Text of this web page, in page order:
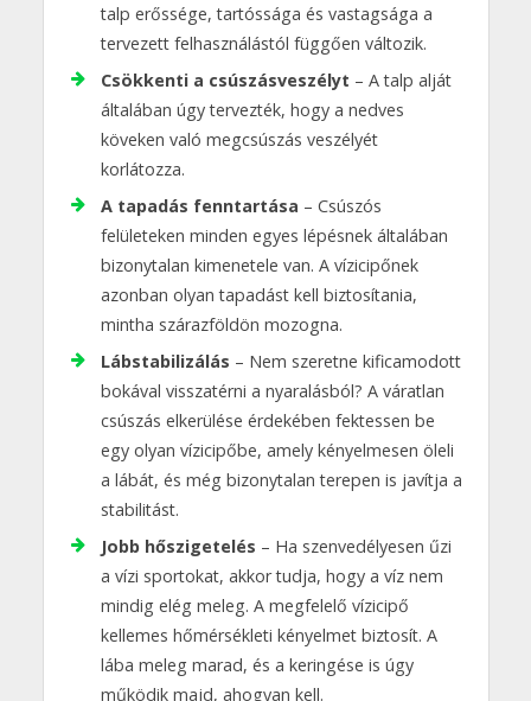
talp erőssége, tartóssága és vastagsága a
tervezett felhasználástól függően változik.
Csökkenti a csúszásveszélyt – A talp alját
általában úgy tervezték, hogy a nedves
köveken való megcsúszás veszélyét
korlátozza.
A tapadás fenntartása – Csúszós
felületeken minden egyes lépésnek általában
bizonytalan kimenetele van. A vízicipőnek
azonban olyan tapadást kell biztosítania,
mintha szárazföldön mozogna.
Lábstabilizálás – Nem szeretne kificamodott
bokával visszatérni a nyaralásból? A váratlan
csúszás elkerülése érdekében fektessen be
egy olyan vízicipőbe, amely kényelmesen öleli
a lábát, és még bizonytalan terepen is javítja a
stabilitást.
Jobb hőszigetelés – Ha szenvedélyesen űzi
a vízi sportokat, akkor tudja, hogy a víz nem
mindig elég meleg. A megfelelő vízicipő
kellemes hőmérsékleti kényelmet biztosít. A
lába meleg marad, és a keringése is úgy
működik majd, ahogyan kell.